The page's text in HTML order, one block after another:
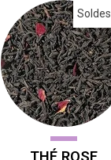
Soldes
THÉ ROSE